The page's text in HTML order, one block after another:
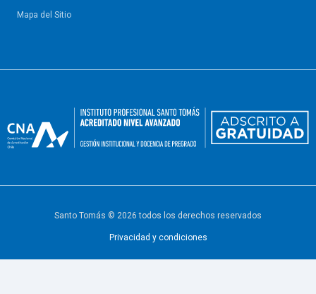
Mapa del Sitio
Santo Tomás © 2026 todos los derechos reservados
Privacidad y condiciones